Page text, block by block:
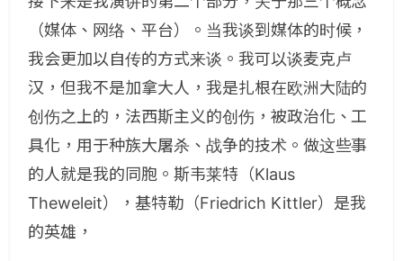
（媒体、网络、平台）。当我谈到媒体的时候，
我会更加以自传的方式来谈。我可以谈麦克卢
汉 ，但我不是加拿大人，我是扎根在欧洲大陆的
创伤之上的，法西斯主义的创伤，被政治化、工
具化，用于种族大屠杀、战争的技术。做这些事
的人就是我的同胞。斯韦莱特（Klaus
Theweleit），基特勒（Friedrich Kittler）是我
的英雄，